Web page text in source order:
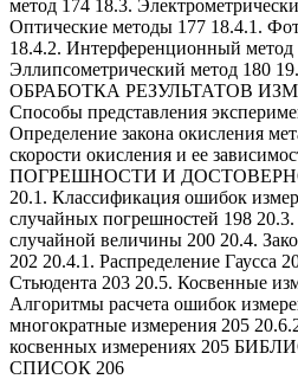
метод 174 18.3.
Оптические методы 177 18.4.1.
18.4.2. Интерференционный метод
Эллипсометрический метод
ОБРАБОТКА РЕЗУЛЬТАТОВ
Способы представления
Определение закона окисления
скорости окисления и ее
ПОГРЕШНОСТИ И
20.1. Классификация ошибок
случайных погрешностей 198
случайной величины 200 20.4.
202 20.4.1. Распределение Гаусса
Стьюдента 203 20.5. Косвенные
Алгоритмы расчета ошибок
многократные измерения 205
косвенных измерениях 205
СПИСОК 206